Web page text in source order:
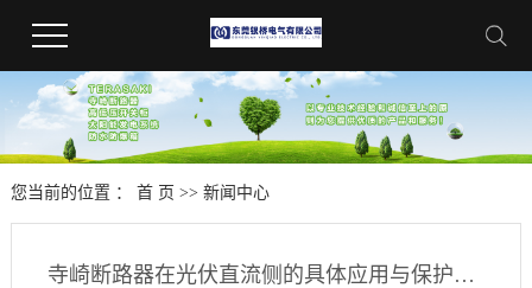
您当前的位置 ： 首 页 >> 新闻中心
寺崎断路器在光伏直流侧的具体应用与保护优势